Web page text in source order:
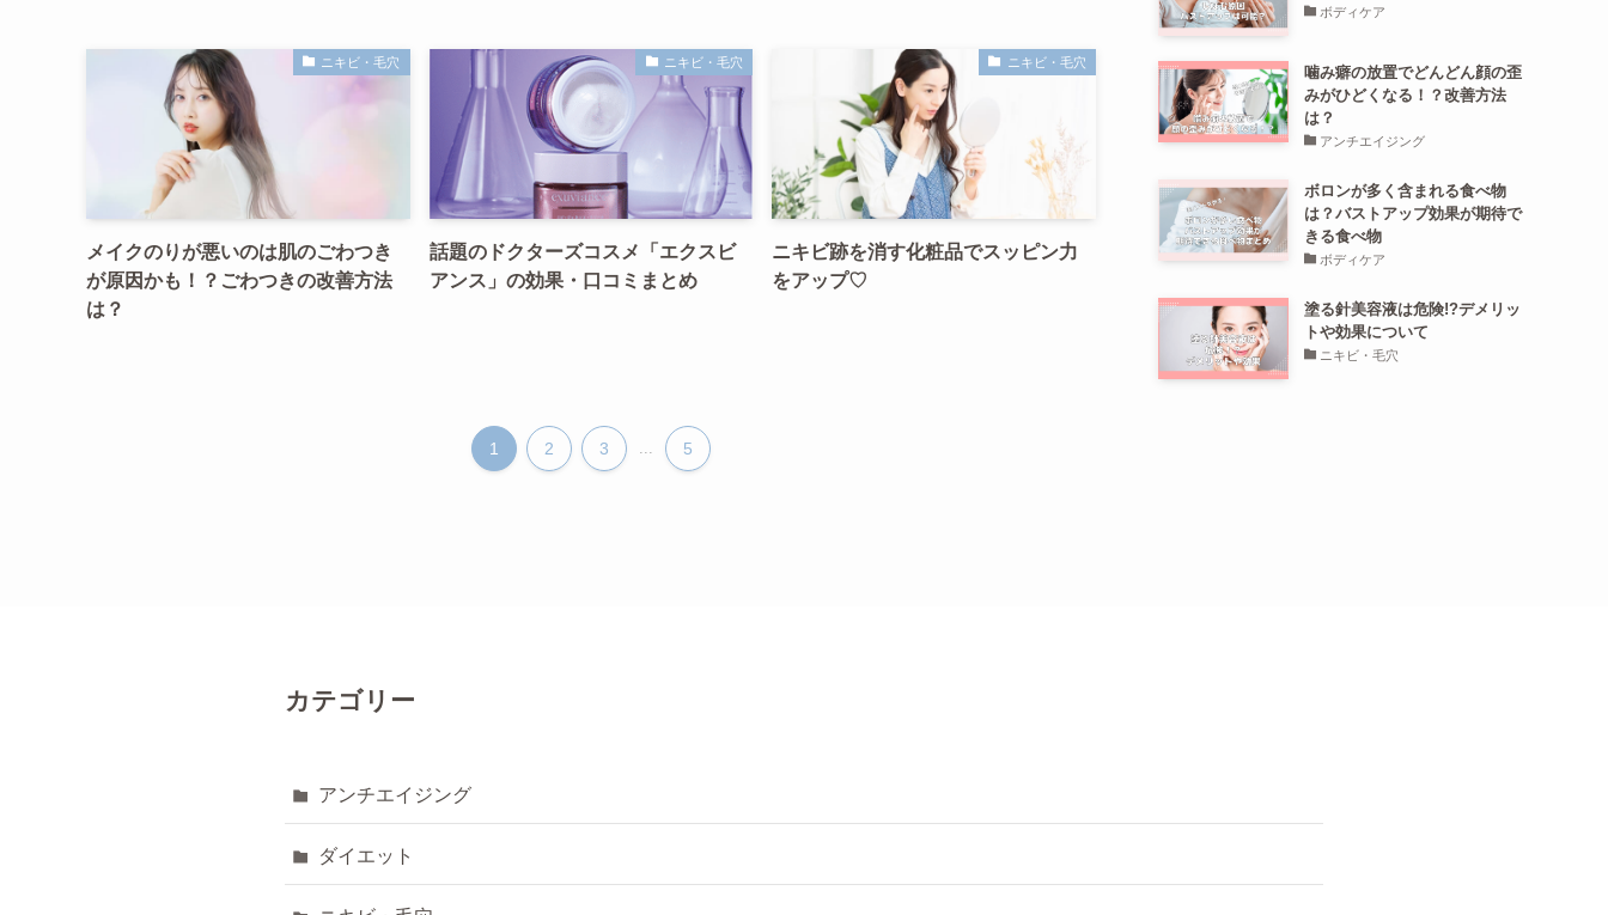
ニキビ・毛穴
メイクのりが悪いのは肌のごわつき
が原因かも！？ごわつきの改善方法
は？
ニキビ・毛穴
話題のドクターズコスメ「エクスビ
アンス」の効果・口コミまとめ
ニキビ・毛穴
ニキビ跡を消す化粧品でスッピン力
をアップ♡
1 2 3 ... 5
ボディケア
噛み癖の放置でどんどん顔の歪
みがひどくなる！？改善方法
は？
アンチエイジング
ボロンが多く含まれる食べ物
は？バストアップ効果が期待で
きる食べ物
ボディケア
塗る針美容液は危険!?デメリッ
トや効果について
ニキビ・毛穴
カテゴリー
アンチエイジング
ダイエット